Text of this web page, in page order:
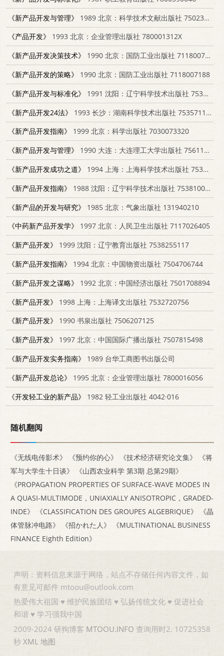
《新产品开发与管理》
1989 北京：科学技术文献出版社 750231220X
《产品开发》
1993 北京：企业管理出版社 780001312X
《新产品开发决策技术》
1990 北京：国防工业出版社 7118007080
《新产品开发的策略》
1990 北京：国防工业出版社 7118007188
《新产品开发与标准化》 1991 沈阳：辽宁科学技术出版社 7538112146
《新产品开发24法》
1993 长沙：湖南科学技术出版社 7535711901
《新产品开发指南》
1999 北京：科学出版社 7030073320
《新产品开发与管理》
1990 大连：大连理工大学出版社 7561102704
《新产品开发成功之道》
1994 上海：上海科学技术出版社 7532333671
《新产品开发指南》
1988 沈阳：辽宁科学技术出版社 7538100830
《新产品的开发与研究》
1985 北京：气象出版社 131940210
《中药新产品开发学》
1997 北京：人民卫生出版社 7117026405
《新产品开发》
1999 沈阳：辽宁教育出版社 7538255117
《新产品开发指南》
1994 北京：中国物资出版社 7504706744
《新产品开发之谋略》
1992 北京：中国经济出版社 7501708894
《新产品开发》
1998 上海：上海译文出版社 7532720756
《新产品开发》
1990 书泉出版社 7506207125
《新产品开发》
1997 北京：中国国际广播出版社 7507815498
《新产品开发实务指南》
1989 台华工商图书出版公司
《新产品开发总论》
1995 北京：企业管理出版社 7800016056
《开发轻工业的新产品》
1982 轻工业出版社 4042·016
随机翻阅
《无线电传影术》 《预约你的心》 《技术经济研究论文集》
《将
军与大学生十日谈》
《山西农业科学 第3期 总第29期》
《PROPAGATION PROPERTIES OF SURFACE-WAVE MODES IN
A QUASI-MULTIMODE，UNIAXIALLY ANISOTROPIC，GRADED-
INDE》
《CLASSIFICATION DES GROUPES ALGEBRIQUE》
《晶
体管脉冲电路》
《招かれた人》
《MULTINATIONAL BUSINESS
FINANCE Eighth Edition》
声明：资料信息来源于网络，站点不存储任何内容文件，如
有意见可邮件 mtoou@outlook.com
热爱伟大祖国 ♥ 维护民族团结 ♥ 弘扬传统文化 ♥ 促进社会
和谐 ♥ 学习强我中国
2009-2024 研狗博客 MTOOU.INFO 查询用时2. 10725358
秒 XML 地图